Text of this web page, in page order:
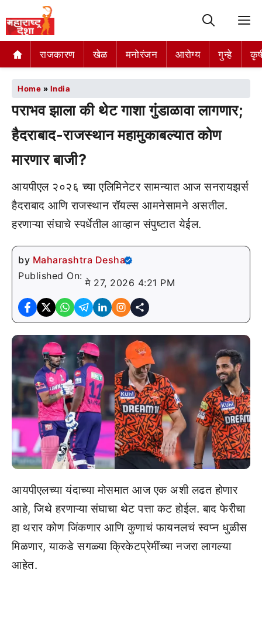
राजकारण खेळ मनोरंजन आरोग्य गुन्हे
Home » India
पराभव झाला की थेट गाशा गुंडाळावा लागणार;
हैदराबाद-राजस्थान महामुकाबल्यात कोण
मारणार बाजी?
आयपीएल २०२६ च्या एलिमिनेटर सामन्यात आज सनरायझर्स
हैदराबाद आणि राजस्थान रॉयल्स आमनेसामने असतील.
हरणाऱ्या संघाचे स्पर्धेतील आव्हान संपुष्टात येईल.
by Maharashtra Desha
Published On:
मे 27, 2026 4:21 PM
आयपीएलच्या यंदाच्या मोसमात आज एक अशी लढत होणार
आहे, जिथे हरणाऱ्या संघाचा थेट पत्ता कट होईल. बाद फेरीचा
हा थरार कोण जिंकणार आणि कुणाचं फायनलचं स्वप्न धुळीस
मिळणार, याकडे सगळ्या क्रिकेटप्रेमींच्या नजरा लागल्या
आहेत.